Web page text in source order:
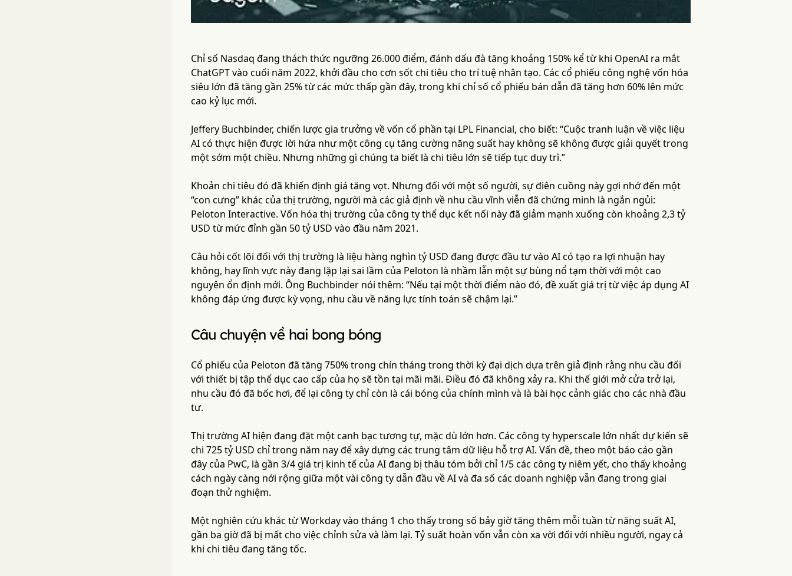
Chỉ số Nasdaq đang thách thức ngưỡng 26.000 điểm, đánh dấu đà tăng khoảng 150% kể từ khi OpenAI ra mắt
ChatGPT vào cuối năm 2022, khởi đầu cho cơn sốt chi tiêu cho trí tuệ nhân tạo. Các cổ phiếu công nghệ vốn hóa
siêu lớn đã tăng gần 25% từ các mức thấp gần đây, trong khi chỉ số cổ phiếu bán dẫn đã tăng hơn 60% lên mức
cao kỷ lục mới.
Jeffery Buchbinder, chiến lược gia trưởng về vốn cổ phần tại LPL Financial, cho biết: “Cuộc tranh luận về việc liệu
AI có thực hiện được lời hứa như một công cụ tăng cường năng suất hay không sẽ không được giải quyết trong
một sớm một chiều. Nhưng những gì chúng ta biết là chi tiêu lớn sẽ tiếp tục duy trì.”
Khoản chi tiêu đó đã khiến định giá tăng vọt. Nhưng đối với một số người, sự điên cuồng này gợi nhớ đến một
“con cưng” khác của thị trường, người mà các giả định về nhu cầu vĩnh viễn đã chứng minh là ngắn ngủi:
Peloton Interactive. Vốn hóa thị trường của công ty thể dục kết nối này đã giảm mạnh xuống còn khoảng 2,3 tỷ
USD từ mức đỉnh gần 50 tỷ USD vào đầu năm 2021.
Câu hỏi cốt lõi đối với thị trường là liệu hàng nghìn tỷ USD đang được đầu tư vào AI có tạo ra lợi nhuận hay
không, hay lĩnh vực này đang lặp lại sai lầm của Peloton là nhầm lẫn một sự bùng nổ tạm thời với một cao
nguyên ổn định mới. Ông Buchbinder nói thêm: “Nếu tại một thời điểm nào đó, đề xuất giá trị từ việc áp dụng AI
không đáp ứng được kỳ vọng, nhu cầu về năng lực tính toán sẽ chậm lại.”
Câu chuyện về hai bong bóng
Cổ phiếu của Peloton đã tăng 750% trong chín tháng trong thời kỳ đại dịch dựa trên giả định rằng nhu cầu đối
với thiết bị tập thể dục cao cấp của họ sẽ tồn tại mãi mãi. Điều đó đã không xảy ra. Khi thế giới mở cửa trở lại,
nhu cầu đó đã bốc hơi, để lại công ty chỉ còn là cái bóng của chính mình và là bài học cảnh giác cho các nhà đầu
tư.
Thị trường AI hiện đang đặt một canh bạc tương tự, mặc dù lớn hơn. Các công ty hyperscale lớn nhất dự kiến sẽ
chi 725 tỷ USD chỉ trong năm nay để xây dựng các trung tâm dữ liệu hỗ trợ AI. Vấn đề, theo một báo cáo gần
đây của PwC, là gần 3/4 giá trị kinh tế của AI đang bị thâu tóm bởi chỉ 1/5 các công ty niêm yết, cho thấy khoảng
cách ngày càng nới rộng giữa một vài công ty dẫn đầu về AI và đa số các doanh nghiệp vẫn đang trong giai
đoạn thử nghiệm.
Một nghiên cứu khác từ Workday vào tháng 1 cho thấy trong số bảy giờ tăng thêm mỗi tuần từ năng suất AI,
gần ba giờ đã bị mất cho việc chỉnh sửa và làm lại. Tỷ suất hoàn vốn vẫn còn xa vời đối với nhiều người, ngay cả
khi chi tiêu đang tăng tốc.